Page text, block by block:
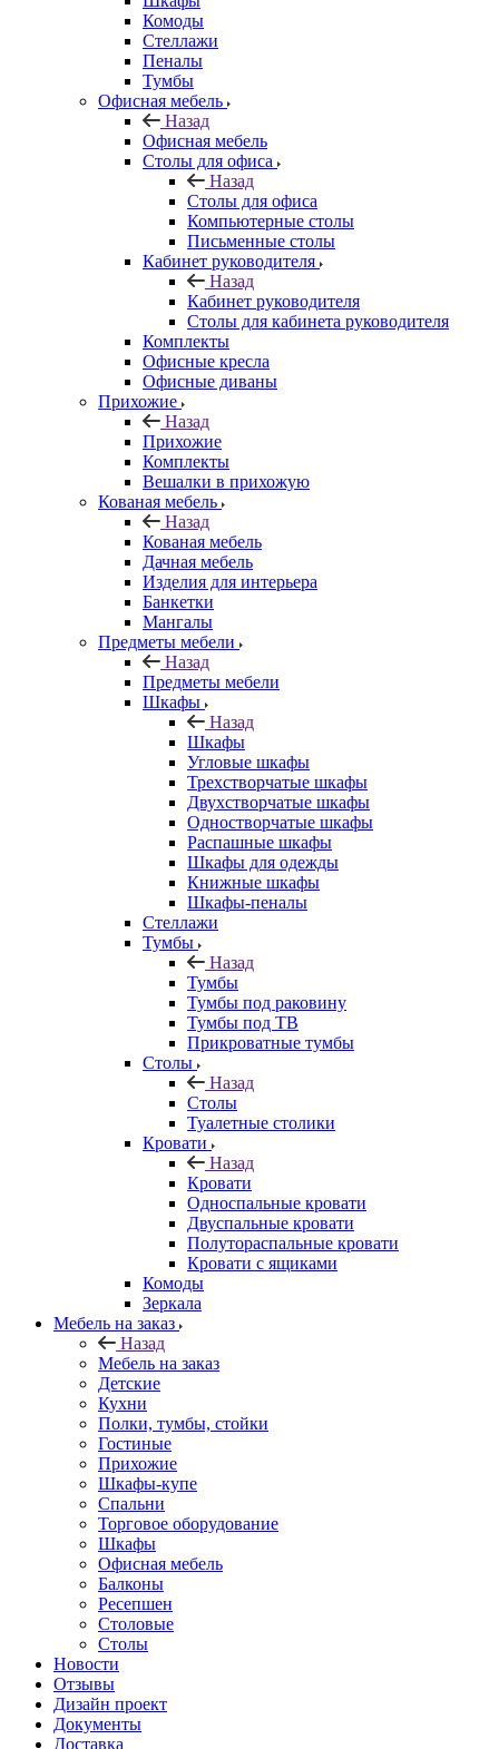
Комоды
Стеллажи
Пеналы
Тумбы
Офисная мебель
Назад
Офисная мебель
Столы для офиса
Назад
Столы для офиса
Компьютерные столы
Письменные столы
Кабинет руководителя
Назад
Кабинет руководителя
Столы для кабинета руководителя
Комплекты
Офисные кресла
Офисные диваны
Прихожие
Назад
Прихожие
Комплекты
Вешалки в прихожую
Кованая мебель
Назад
Кованая мебель
Дачная мебель
Изделия для интерьера
Банкетки
Мангалы
Предметы мебели
Назад
Предметы мебели
Шкафы
Назад
Шкафы
Угловые шкафы
Трехстворчатые шкафы
Двухстворчатые шкафы
Одностворчатые шкафы
Распашные шкафы
Шкафы для одежды
Книжные шкафы
Шкафы-пеналы
Стеллажи
Тумбы
Назад
Тумбы
Тумбы под раковину
Тумбы под ТВ
Прикроватные тумбы
Столы
Назад
Столы
Туалетные столики
Кровати
Назад
Кровати
Односпальные кровати
Двуспальные кровати
Полутораспальные кровати
Кровати с ящиками
Комоды
Зеркала
Мебель на заказ
Назад
Мебель на заказ
Детские
Кухни
Полки, тумбы, стойки
Гостиные
Прихожие
Шкафы-купе
Спальни
Торговое оборудование
Шкафы
Офисная мебель
Балконы
Ресепшен
Столовые
Столы
Новости
Отзывы
Дизайн проект
Документы
Доставка